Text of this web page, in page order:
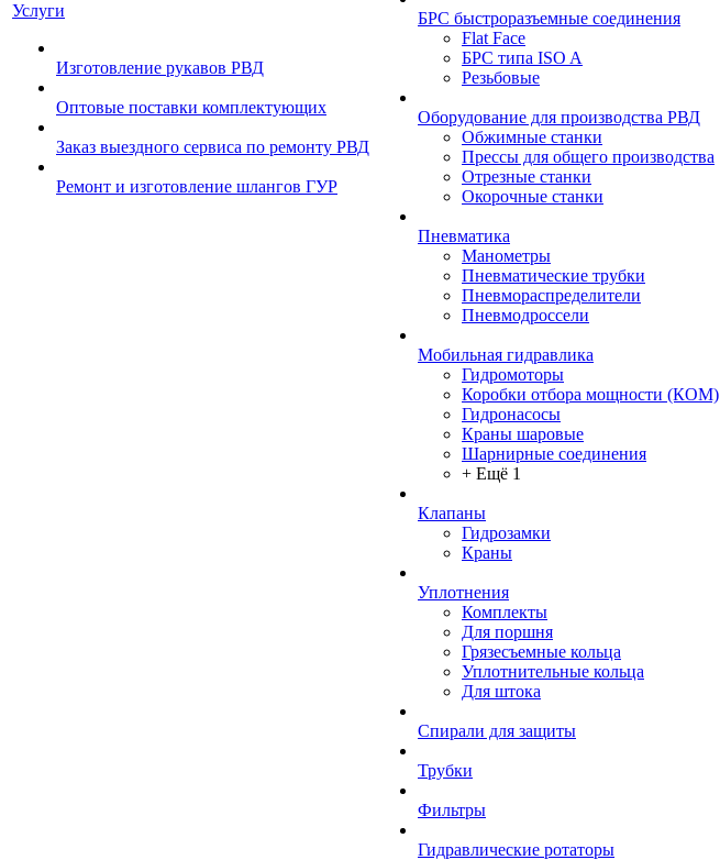
Услуги
Изготовление рукавов РВД
Оптовые поставки комплектующих
Заказ выездного сервиса по ремонту РВД
Ремонт и изготовление шлангов ГУР
БРС быстроразъемные соединения
Flat Face
БРС типа ISO A
Резьбовые
Оборудование для производства РВД
Обжимные станки
Прессы для общего производства
Отрезные станки
Окорочные станки
Пневматика
Манометры
Пневматические трубки
Пневмораспределители
Пневмодроссели
Мобильная гидравлика
Гидромоторы
Коробки отбора мощности (КОМ)
Гидронасосы
Краны шаровые
Шарнирные соединения
+ Ещё 1
Клапаны
Гидрозамки
Краны
Уплотнения
Комплекты
Для поршня
Грязесъемные кольца
Уплотнительные кольца
Для штока
Спирали для защиты
Трубки
Фильтры
Гидравлические ротаторы